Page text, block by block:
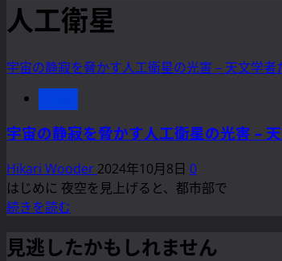
人工衛星
宇宙の静寂を脅かす人工衛星の光害 – 天文学
宇宙の静寂を脅かす人工衛星の光害 –
Hikari Wooder 2024年10月8日 0
はじめに 夜空を見上げると、都市部で
続きを読む
の
見逃したかもしれません